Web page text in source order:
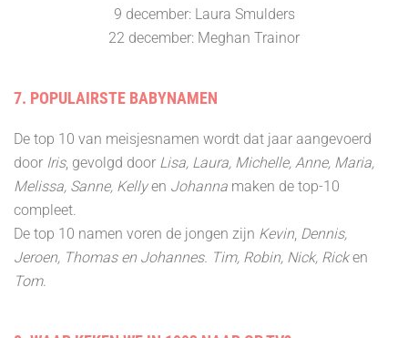
9 december: Laura Smulders
22 december: Meghan Trainor
7. POPULAIRSTE BABYNAMEN
De top 10 van meisjesnamen wordt dat jaar aangevoerd
door Iris, gevolgd door Lisa, Laura, Michelle, Anne, Maria,
Melissa, Sanne, Kellyen Johanna maken de top-10
compleet.
De top 10 namen voren de jongen zijn Kevin, Dennis,
Jeroen, Thomas en Johannes. Tim, Robin, Nick, Ricken
Tom.